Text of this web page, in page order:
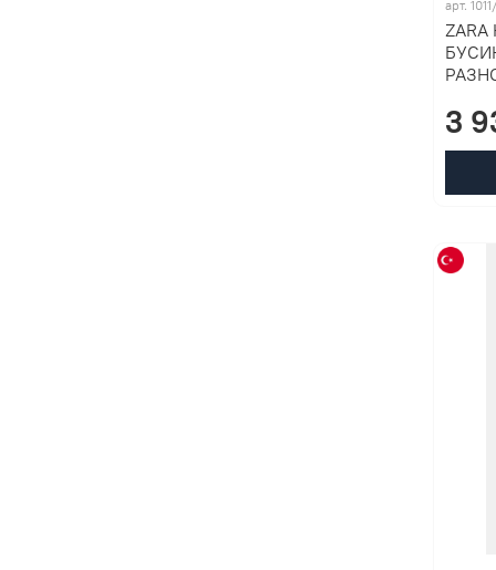
арт.
3